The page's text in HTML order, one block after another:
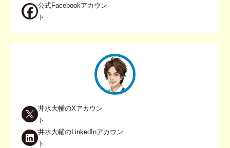
公式Facebookアカウン
ト
井水大輔のXアカウン
ト
井水大輔のLinkedInアカウン
ト